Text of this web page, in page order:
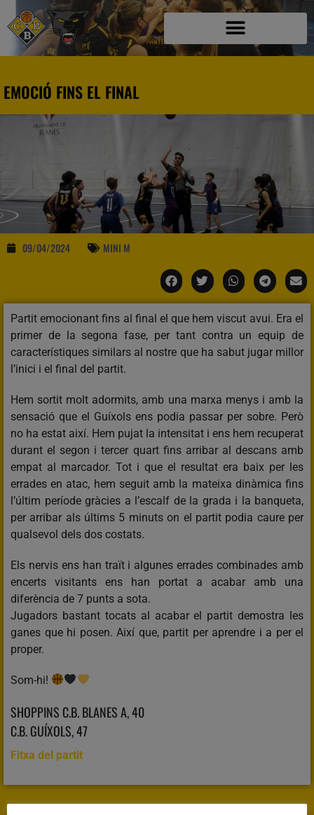
EMOCIÓ FINS EL FINAL
09/04/2024 MINI M
Partit emocionant fins al final el que hem viscut avui. Era el
primer de la segona fase, per tant contra un equip de
característiques similars al nostre que ha sabut jugar millor
l’inici i el final del partit.
Hem sortit molt adormits, amb una marxa menys i amb la
sensació que el Guíxols ens podia passar per sobre. Però
no ha estat així. Hem pujat la intensitat i ens hem recuperat
durant el segon i tercer quart fins arribar al descans amb
empat al marcador. Tot i que el resultat era baix per les
errades en atac, hem seguit amb la mateixa dinàmica fins
l’últim període gràcies a l’escalf de la grada i la banqueta,
per arribar als últims 5 minuts on el partit podia caure per
qualsevol dels dos costats.
Els nervis ens han traït i algunes errades combinades amb
encerts visitants ens han portat a acabar amb una
diferència de 7 punts a sota.
Jugadors bastant tocats al acabar el partit demostra les
ganes que hi posen. Així que, partit per aprendre i a per el
proper.
Som-hi!
SHOPPINS C.B. BLANES A, 40
C.B. GUÍXOLS, 47
Fitxa del partit